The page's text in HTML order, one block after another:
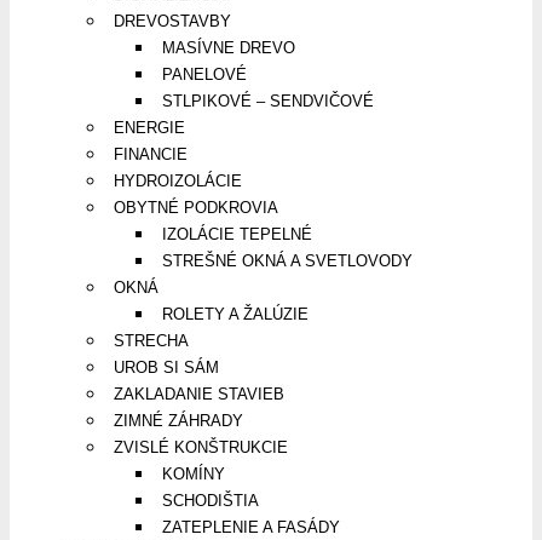
DREVOSTAVBY
MASÍVNE DREVO
PANELOVÉ
STLPIKOVÉ – SENDVIČOVÉ
ENERGIE
FINANCIE
HYDROIZOLÁCIE
OBYTNÉ PODKROVIA
IZOLÁCIE TEPELNÉ
STREŠNÉ OKNÁ A SVETLOVODY
OKNÁ
ROLETY A ŽALÚZIE
STRECHA
UROB SI SÁM
ZAKLADANIE STAVIEB
ZIMNÉ ZÁHRADY
ZVISLÉ KONŠTRUKCIE
KOMÍNY
SCHODIŠTIA
ZATEPLENIE A FASÁDY